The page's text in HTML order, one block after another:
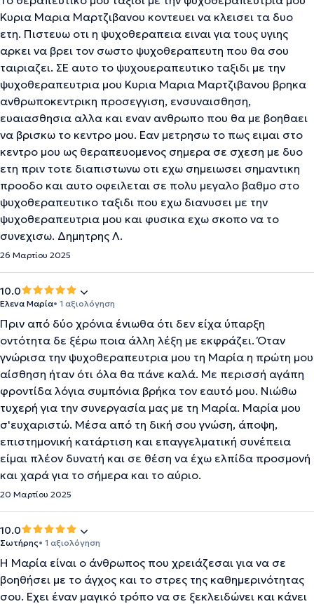
Κυρια Μαρια Μαρτζιβανου κοντευει να κλεισει τα δυο
ετη. Πιστευω οτι η ψυχοθεραπεια ειναι για τους υγιης
αρκει να βρει τον σωστο ψυχοθεραπευτη που θα σου
ταιριαζει. ΣΕ αυτο το ψυχουεραπευτικο ταξιδι με την
ψυχοθεραπευτρια μου Κυρια Μαρια Μαρτζιβανου βρηκα
ανθρωποκεντρικη προσεγγιση, ενσυναισθηση,
ευαιασθησια αλλα και εναν ανθρωπο που θα με βοηθαει
να βρισκω το κεντρο μου. Εαν μετρησω το πως ειμαι στο
κεντρο μου ως θεραπευομενος σημερα σε σχεση με δυο
ετη πριν τοτε διαπιστωνω οτι εχω σημειωσει σημαντικη
προοδο και αυτο οφειλεται σε πολυ μεγαλο βαθμο στο
ψυχοθεραπευτικο ταξιδι που εχω διανυσει με την
ψυχοθεραπευτρια μου και φυσικα εχω σκοπο να το
συνεχισω. Δημητρης Λ.
26 Μαρτίου 2025
10.0
Ελενα Μαρία• 1 αξιολόγηση
Πριν από δύο χρόνια ένιωθα ότι δεν είχα ύπαρξη
οντότητα δε ξέρω ποια άλλη λέξη με εκφράζει. Όταν
γνώρισα την ψυχοθεραπευτρια μου τη Μαρία η πρώτη μου
αίσθηση ήταν ότι όλα θα πάνε καλά. Με περισσή αγάπη
φροντίδα λόγια συμπόνια βρήκα τον εαυτό μου. Νιώθω
τυχερή για την συνεργασία μας με τη Μαρία. Μαρία μου
σ'ευχαριστώ. Μέσα από τη δική σου γνώση, άποψη,
επιστημονική κατάρτιση και επαγγελματική συνέπεια
είμαι πλέον δυνατή και σε θέση να έχω ελπίδα προσμονή
και χαρά για το σήμερα και το αύριο.
20 Μαρτίου 2025
10.0
Σωτήρης• 1 αξιολόγηση
Η Μαρία είναι ο άνθρωπος που χρειάζεσαι για να σε
βοηθήσει με το άγχος και το στρες της καθημερινότητας
σου. Εχει έναν μαγικό τρόπο να σε ξεκλειδώνει και κάνει